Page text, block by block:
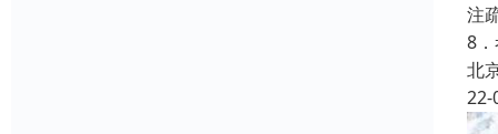
注
8
北
22-